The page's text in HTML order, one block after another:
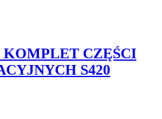
KOMPLET CZĘŚCI
S420